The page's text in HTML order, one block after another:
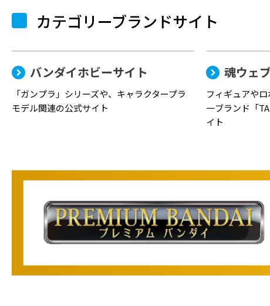
カテゴリーブランドサイト
バンダイホビーサイト
「ガンプラ」シリーズや、キャラクタープラ
モデル関連の公式サイト
魂ウェ
フィギュアや
一ブランド「
イト